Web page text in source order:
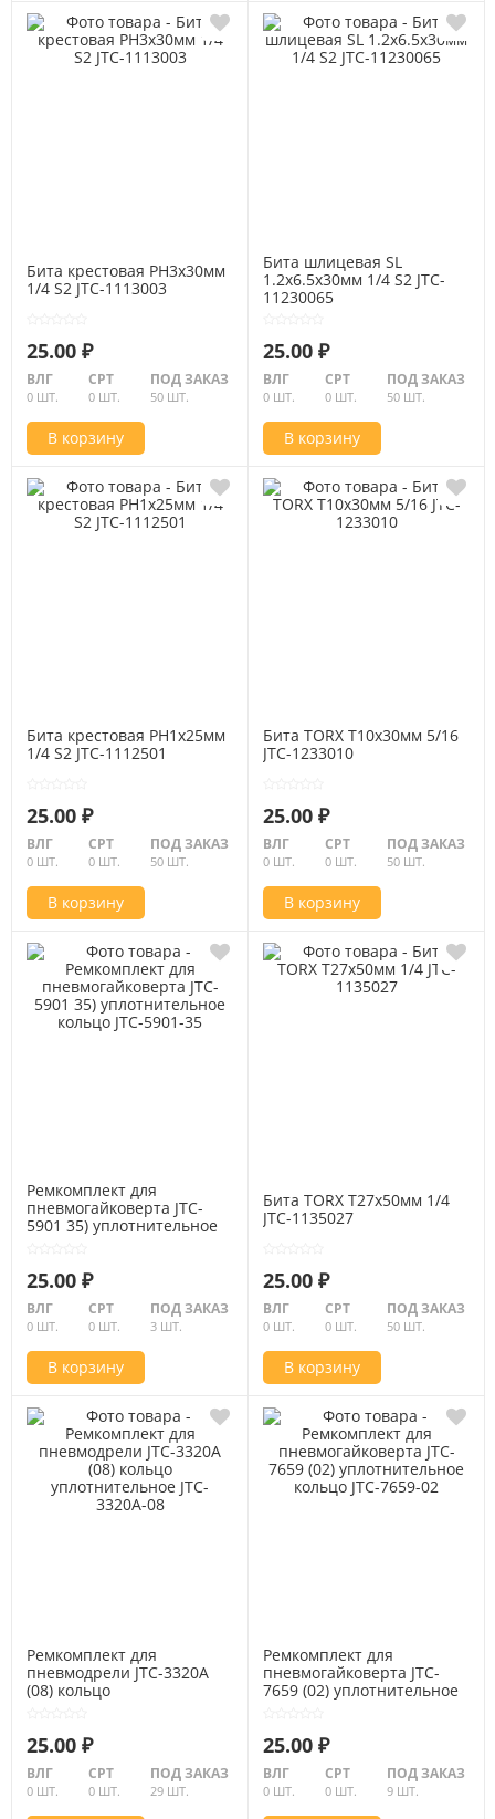
Бита крестовая PH3х30мм
1/4 S2 JTC-1113003
25.00 ₽
ВЛГ
0 ШТ.
СРТ
0 ШТ.
ПОД ЗАКАЗ
50 ШТ.
В корзину
Бита шлицевая SL
1.2х6.5х30мм 1/4 S2 JTC-
11230065
25.00 ₽
ВЛГ
0 ШТ.
СРТ
0 ШТ.
ПОД ЗАКАЗ
50 ШТ.
В корзину
Бита крестовая PH1х25мм
1/4 S2 JTC-1112501
25.00 ₽
ВЛГ
0 ШТ.
СРТ
0 ШТ.
ПОД ЗАКАЗ
50 ШТ.
В корзину
Бита TORX Т10х30мм 5/16
JTC-1233010
25.00 ₽
ВЛГ
0 ШТ.
СРТ
0 ШТ.
ПОД ЗАКАЗ
50 ШТ.
В корзину
Ремкомплект для
пневмогайковерта JTC-
5901 35) уплотнительное
25.00 ₽
ВЛГ
0 ШТ.
СРТ
0 ШТ.
ПОД ЗАКАЗ
3 ШТ.
В корзину
Бита TORX Т27х50мм 1/4
JTC-1135027
25.00 ₽
ВЛГ
0 ШТ.
СРТ
0 ШТ.
ПОД ЗАКАЗ
50 ШТ.
В корзину
Ремкомплект для
пневмодрели JTC-3320A
(08) кольцо
25.00 ₽
ВЛГ
0 ШТ.
СРТ
0 ШТ.
ПОД ЗАКАЗ
29 ШТ.
Ремкомплект для
пневмогайковерта JTC-
7659 (02) уплотнительное
25.00 ₽
ВЛГ
0 ШТ.
СРТ
0 ШТ.
ПОД ЗАКАЗ
9 ШТ.